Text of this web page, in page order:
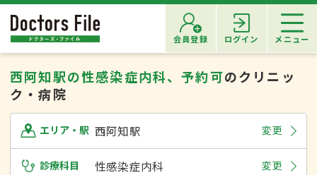
会員登録 ログイン メニュー
西阿知駅の性感染症内科、予約可のクリニッ
ク・病院
エリア・駅 西阿知駅 変更
診療科目 性感染症内科 変更